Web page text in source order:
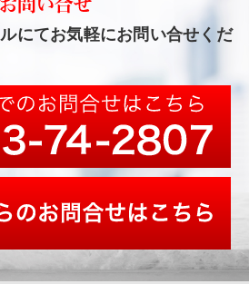
にてお気軽にお問い合せくだ